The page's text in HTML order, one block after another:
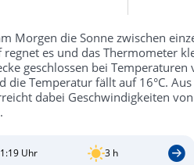
Morgen die Sonne zwischen
regnet es und das Thermometer
geschlossen bei Temperaturen
die Temperatur fällt auf 16°C.
dabei Geschwindigkeiten
Uhr 3 h